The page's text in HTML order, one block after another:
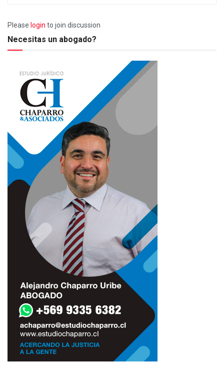
Please login to join discussion
Necesitas un abogado?